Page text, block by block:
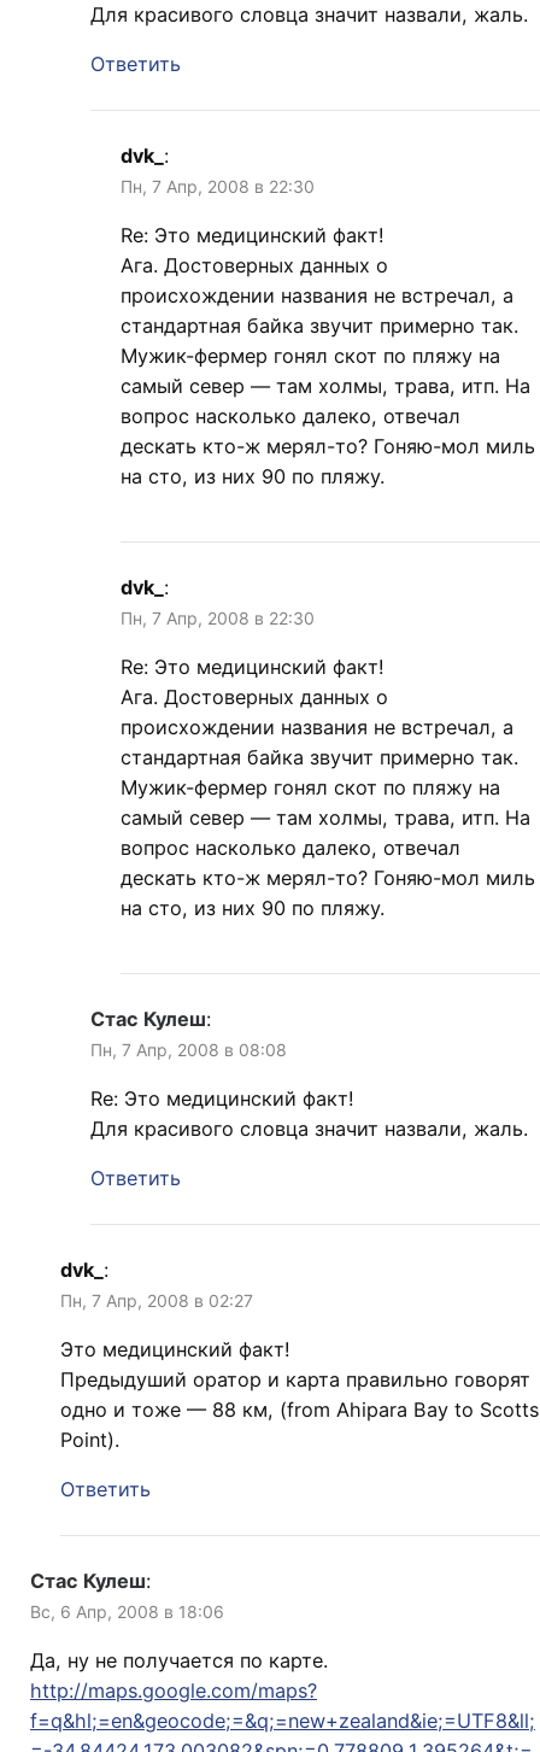
Для красивого словца значит назвали, жаль.
Ответить
dvk_ :
Пн, 7 Апр, 2008 в 22:30
Re: Этo медицинский факт!
Ага. Достоверных данных о
происхождении названия не встречал, а
стандартная байка звучит примерно так.
Мужик-фермер гонял скот по пляжу на
самый север — там холмы, трава, итп. На
вопрос насколько далеко, отвечал
дескать кто-ж мерял-то? Гоняю-мол миль
на сто, из них 90 по пляжу.
dvk_ :
Пн, 7 Апр, 2008 в 22:30
Re: Этo медицинский факт!
Ага. Достоверных данных о
происхождении названия не встречал, а
стандартная байка звучит примерно так.
Мужик-фермер гонял скот по пляжу на
самый север — там холмы, трава, итп. На
вопрос насколько далеко, отвечал
дескать кто-ж мерял-то? Гоняю-мол миль
на сто, из них 90 по пляжу.
Стас Кулеш:
Пн, 7 Апр, 2008 в 08:08
Re: Этo медицинский факт!
Для красивого словца значит назвали, жаль.
Ответить
dvk_ :
Пн, 7 Апр, 2008 в 02:27
Этo медицинский факт!
Предыдуший оратор и карта правильно говорят
одно и тоже — 88 км, (from Ahipara Bay to Scotts
Point).
Ответить
Стас Кулеш:
Вс, 6 Апр, 2008 в 18:06
Да, ну не получается по карте.
http://maps.google.com/maps?
f=q&hl;=en&geocode;=&q;=new+zealand&ie;=UTF8&ll;